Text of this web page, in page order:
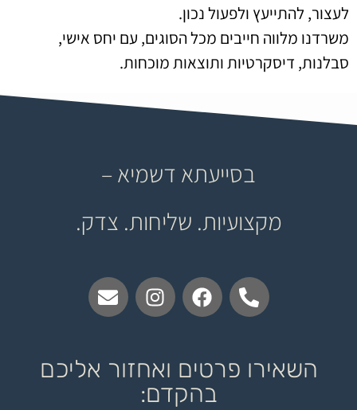
לעצור, להתייעץ ולפעול נכון.
משרדנו מלווה חייבים מכל הסוגים, עם יחס אישי,
סבלנות, דיסקרטיות ותוצאות מוכחות.
בסייעתא דשמיא –
מקצועיות. שליחות. צדק.
השאירו פרטים ואחזור אליכם
בהקדם: